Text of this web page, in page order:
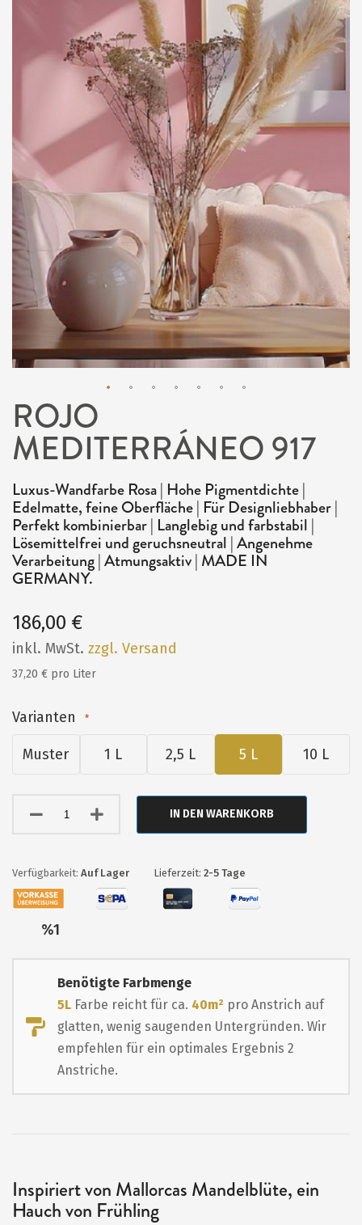
Zum
Anfang
der
Bildergalerie
springen
ROJO
MEDITERRÁNEO 917
Luxus-Wandfarbe Rosa | Hohe Pigmentdichte |
Edelmatte, feine Oberfläche | Für Designliebhaber |
Perfekt kombinierbar | Langlebig und farbstabil |
Lösemittelfrei und geruchsneutral | Angenehme
Verarbeitung | Atmungsaktiv | MADE IN
GERMANY.
186,00 €
inkl. MwSt. zzgl. Versand
37,20 € pro Liter
Varianten
Muster 1 L 2,5 L 5 L 10 L
IN DEN WARENKORB
Auf Lager Lieferzeit: 2-5 Tage
%1
Benötigte Farbmenge
5L Farbe reicht für ca. 40m² pro Anstrich auf
glatten, wenig saugenden Untergründen. Wir
empfehlen für ein optimales Ergebnis 2
Anstriche.
Inspiriert von Mallorcas Mandelblüte, ein
Hauch von Frühling